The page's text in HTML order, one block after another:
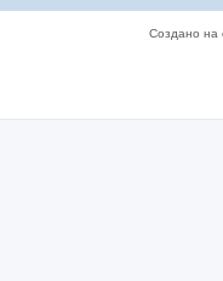
Создано на